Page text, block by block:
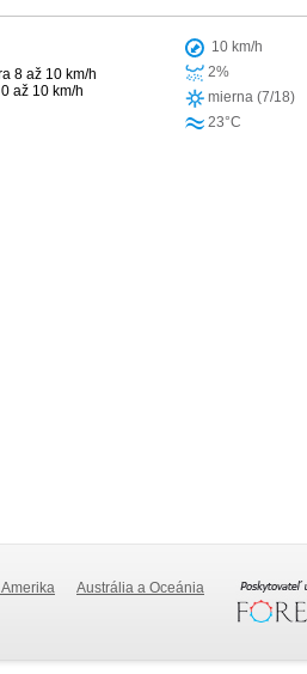
8 až 10 km/h
až 10 km/h
10 km/h
2%
mierna (7/18)
23°C
Austrália a Oceánia